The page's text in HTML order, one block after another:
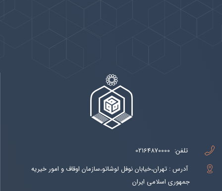
تلفن: 02164870000
آدرس : تهران،خیابان نوفل لوشاتو،سازمان اوقاف و امور خیریه
جمهوری اسلامی ایران